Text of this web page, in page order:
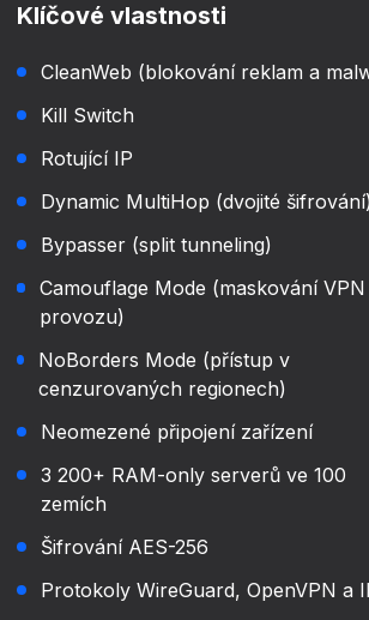
Klíčové vlastnosti
CleanWeb (blokování reklam a
Kill Switch
Rotující IP
Dynamic MultiHop (dvojité šifrování)
Bypasser (split tunneling)
Camouflage Mode (maskování VPN
provozu)
NoBorders Mode (přístup v
cenzurovaných regionech)
Neomezené připojení zařízení
3 200+ RAM-only serverů ve 100
zemích
Šifrování AES-256
Protokoly WireGuard, OpenVPN a